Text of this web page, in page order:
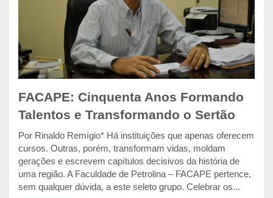
FACAPE: Cinquenta Anos Formando
Talentos e Transformando o Sertão
Por Rinaldo Remígio* Há instituições que apenas oferecem
cursos. Outras, porém, transformam vidas, moldam
gerações e escrevem capítulos decisivos da história de
uma região. A Faculdade de Petrolina – FACAPE pertence,
sem qualquer dúvida, a este seleto grupo. Celebrar os...